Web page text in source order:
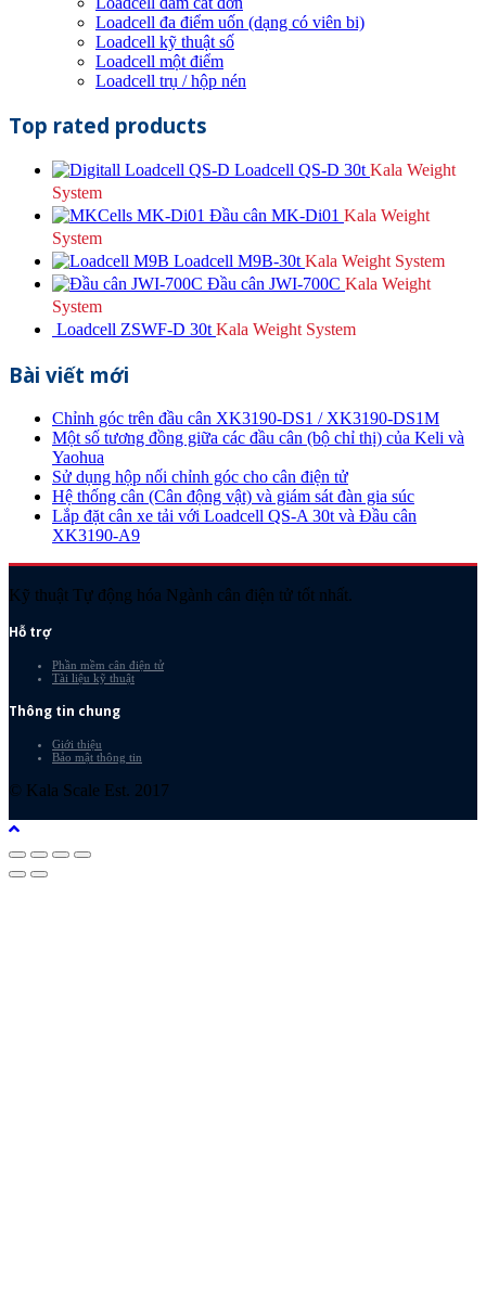
Loadcell đa điểm uốn (dạng có viên bi)
Loadcell kỹ thuật số
Loadcell một điểm
Loadcell trụ / hộp nén
Top rated products
Loadcell QS-D 30t Kala Weight
System
Đầu cân MK-Di01 Kala Weight
System
Loadcell M9B-30t Kala Weight System
Đầu cân JWI-700C Kala Weight
System
Loadcell ZSWF-D 30t Kala Weight System
Bài viết mới
Chỉnh góc trên đầu cân XK3190-DS1 / XK3190-DS1M
Một số tương đồng giữa các đầu cân (bộ chỉ thị) của Keli và
Yaohua
Sử dụng hộp nối chỉnh góc cho cân điện tử
Hệ thống cân (Cân động vật) và giám sát đàn gia súc
Lắp đặt cân xe tải với Loadcell QS-A 30t và Đầu cân
XK3190-A9
Kỹ thuật Tự động hóa Ngành cân điện tử tốt nhất.
Hỗ trợ
Phần mềm cân điện tử
Tài liệu kỹ thuật
Thông tin chung
Giới thiệu
Bảo mật thông tin
© Kala Scale Est. 2017